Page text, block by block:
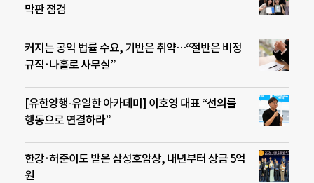
막판 점검
커지는 공익 법률 수요, 기반은 취약…“절반은 비정
규직·나홀로 사무실”
[유한양행-유일한 아카데미] 이호영 대표 “선의를
행동으로 연결하라”
한강·허준이도 받은 삼성호암상, 내년부터 상금 5억
원